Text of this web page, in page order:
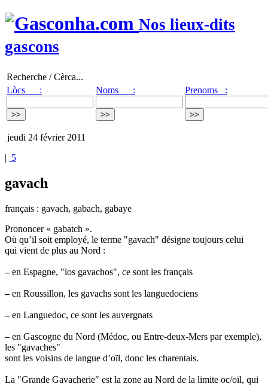
Nos lieux-dits
gascons
Recherche / Cèrca...
Lòcs :
Noms : Prenoms :
jeudi 24 février 2011
| 5
gavach
français : gavach, gabach, gabaye
Prononcer « gabatch ».
Où qu’il soit employé, le terme "gavach" désigne toujours celui
qui vient de plus au Nord :
–en Espagne, "los gavachos", ce sont les français
–en Roussillon, les gavachs sont les languedociens
–en Languedoc, ce sont les auvergnats
–en Gascogne du Nord (Médoc, ou Entre-deux-Mers par exemple),
les "gavaches"
sont les voisins de langue d’oïl, donc les charentais.
La "Grande Gavacherie" est la zone au Nord de la limite oc/oïl, qui